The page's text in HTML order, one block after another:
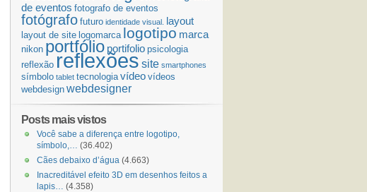
de eventos fotografo de eventos
fotógrafo futuro identidade visual. layout
layout de site logomarca logotipo marca
nikon portfólio portifolio psicologia
reflexão reflexõessite smartphones
símbolo tablet tecnologia vídeo vídeos
webdesign webdesigner
Posts mais vistos
Você sabe a diferença entre logotipo,
símbolo,… (36.402)
Cães debaixo d’água (4.663)
Inacreditável efeito 3D em desenhos feitos a
lapis… (4.358)